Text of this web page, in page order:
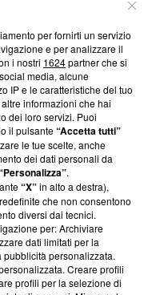
su Blasting
come ci impegniamo a
la nostra aderenza a
News non è
richiesto di farne
una verifica di
per fornirti un servizio
e per analizzare il
i nostri 1624partner che si
media, alcune
IP e le caratteristiche del tuo
informazioni che hai
dei loro servizi. Puoi
il pulsante“Accetta tutti”
le tue scelte, anche
dei dati personali da
.
“X”in alto a destra),
che non consentono
diversi dai tecnici.
per: Archiviare
dati limitati per la
personalizzata.
Creare profili
profili per la selezione di